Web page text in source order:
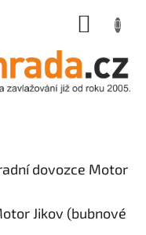
dovozce Motor
Jikov (bubnové